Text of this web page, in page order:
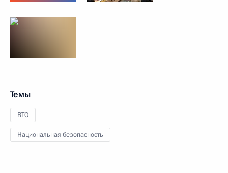
Темы
ВТО
Национальная безопасность